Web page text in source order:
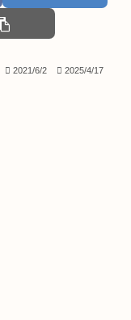
2021/6/2 2025/4/17